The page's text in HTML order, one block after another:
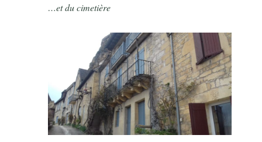
…et du cimetière